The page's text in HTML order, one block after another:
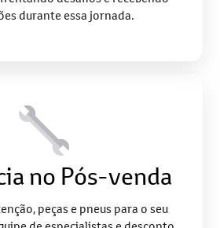
no Pós-venda
peças e pneus para o seu
de especialistas e desconto
fora da garantia.